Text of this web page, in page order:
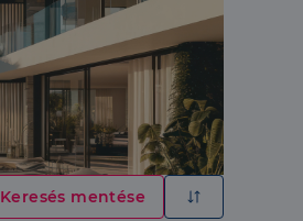
Keresés mentése